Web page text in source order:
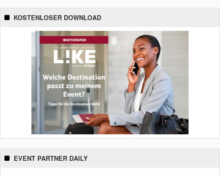
KOSTENLOSER DOWNLOAD
EVENT PARTNER DAILY